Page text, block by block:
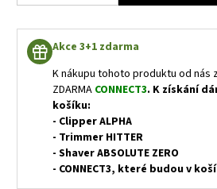
Akce 3+1 zdarma
K nákupu tohoto produktu od nás
ZDARMA CONNECT3. K získání
košíku:
- Clipper ALPHA
- Trimmer HITTER
- Shaver ABSOLUTE ZERO
- CONNECT3, které budou v